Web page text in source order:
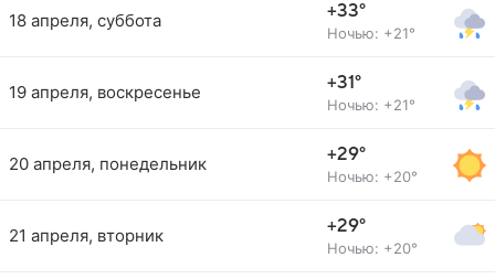
18 апреля, суббота +33°
Ночью: +21°
19 апреля, воскресенье +31°
Ночью: +21°
20 апреля, понедельник +29°
Ночью: +20°
21 апреля, вторник +29°
Ночью: +20°